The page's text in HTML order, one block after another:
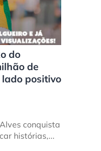
do
de
positivo
conquista
histórias,...